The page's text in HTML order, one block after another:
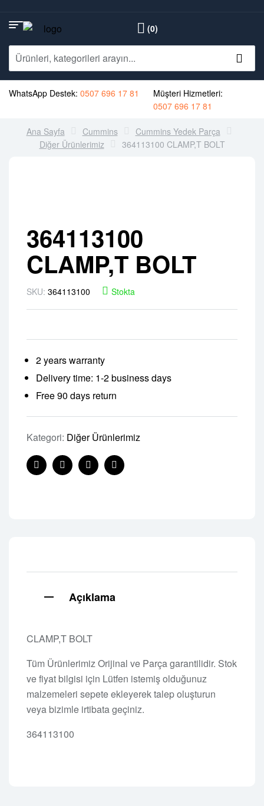
(0)
WhatsApp Destek: 0507 696 17 81
Müşteri Hizmetleri:
0507 696 17 81
Ana Sayfa Cummins
Cummins Yedek Parça
Diğer Ürünlerimiz
364113100 CLAMP,T BOLT
364113100
CLAMP,T BOLT
SKU: 364113100 Stokta
2 years warranty
Delivery time: 1-2 business days
Free 90 days return
Kategori: Diğer Ürünlerimiz
FacebookTwitterLinkedinPinterest
Açıklama
CLAMP,T BOLT
Tüm Ürünlerimiz Orijinal ve Parça garantilidir. Stok
ve fiyat bilgisi için Lütfen istemiş olduğunuz
malzemeleri sepete ekleyerek talep oluşturun
veya bizimle irtibata geçiniz.
364113100